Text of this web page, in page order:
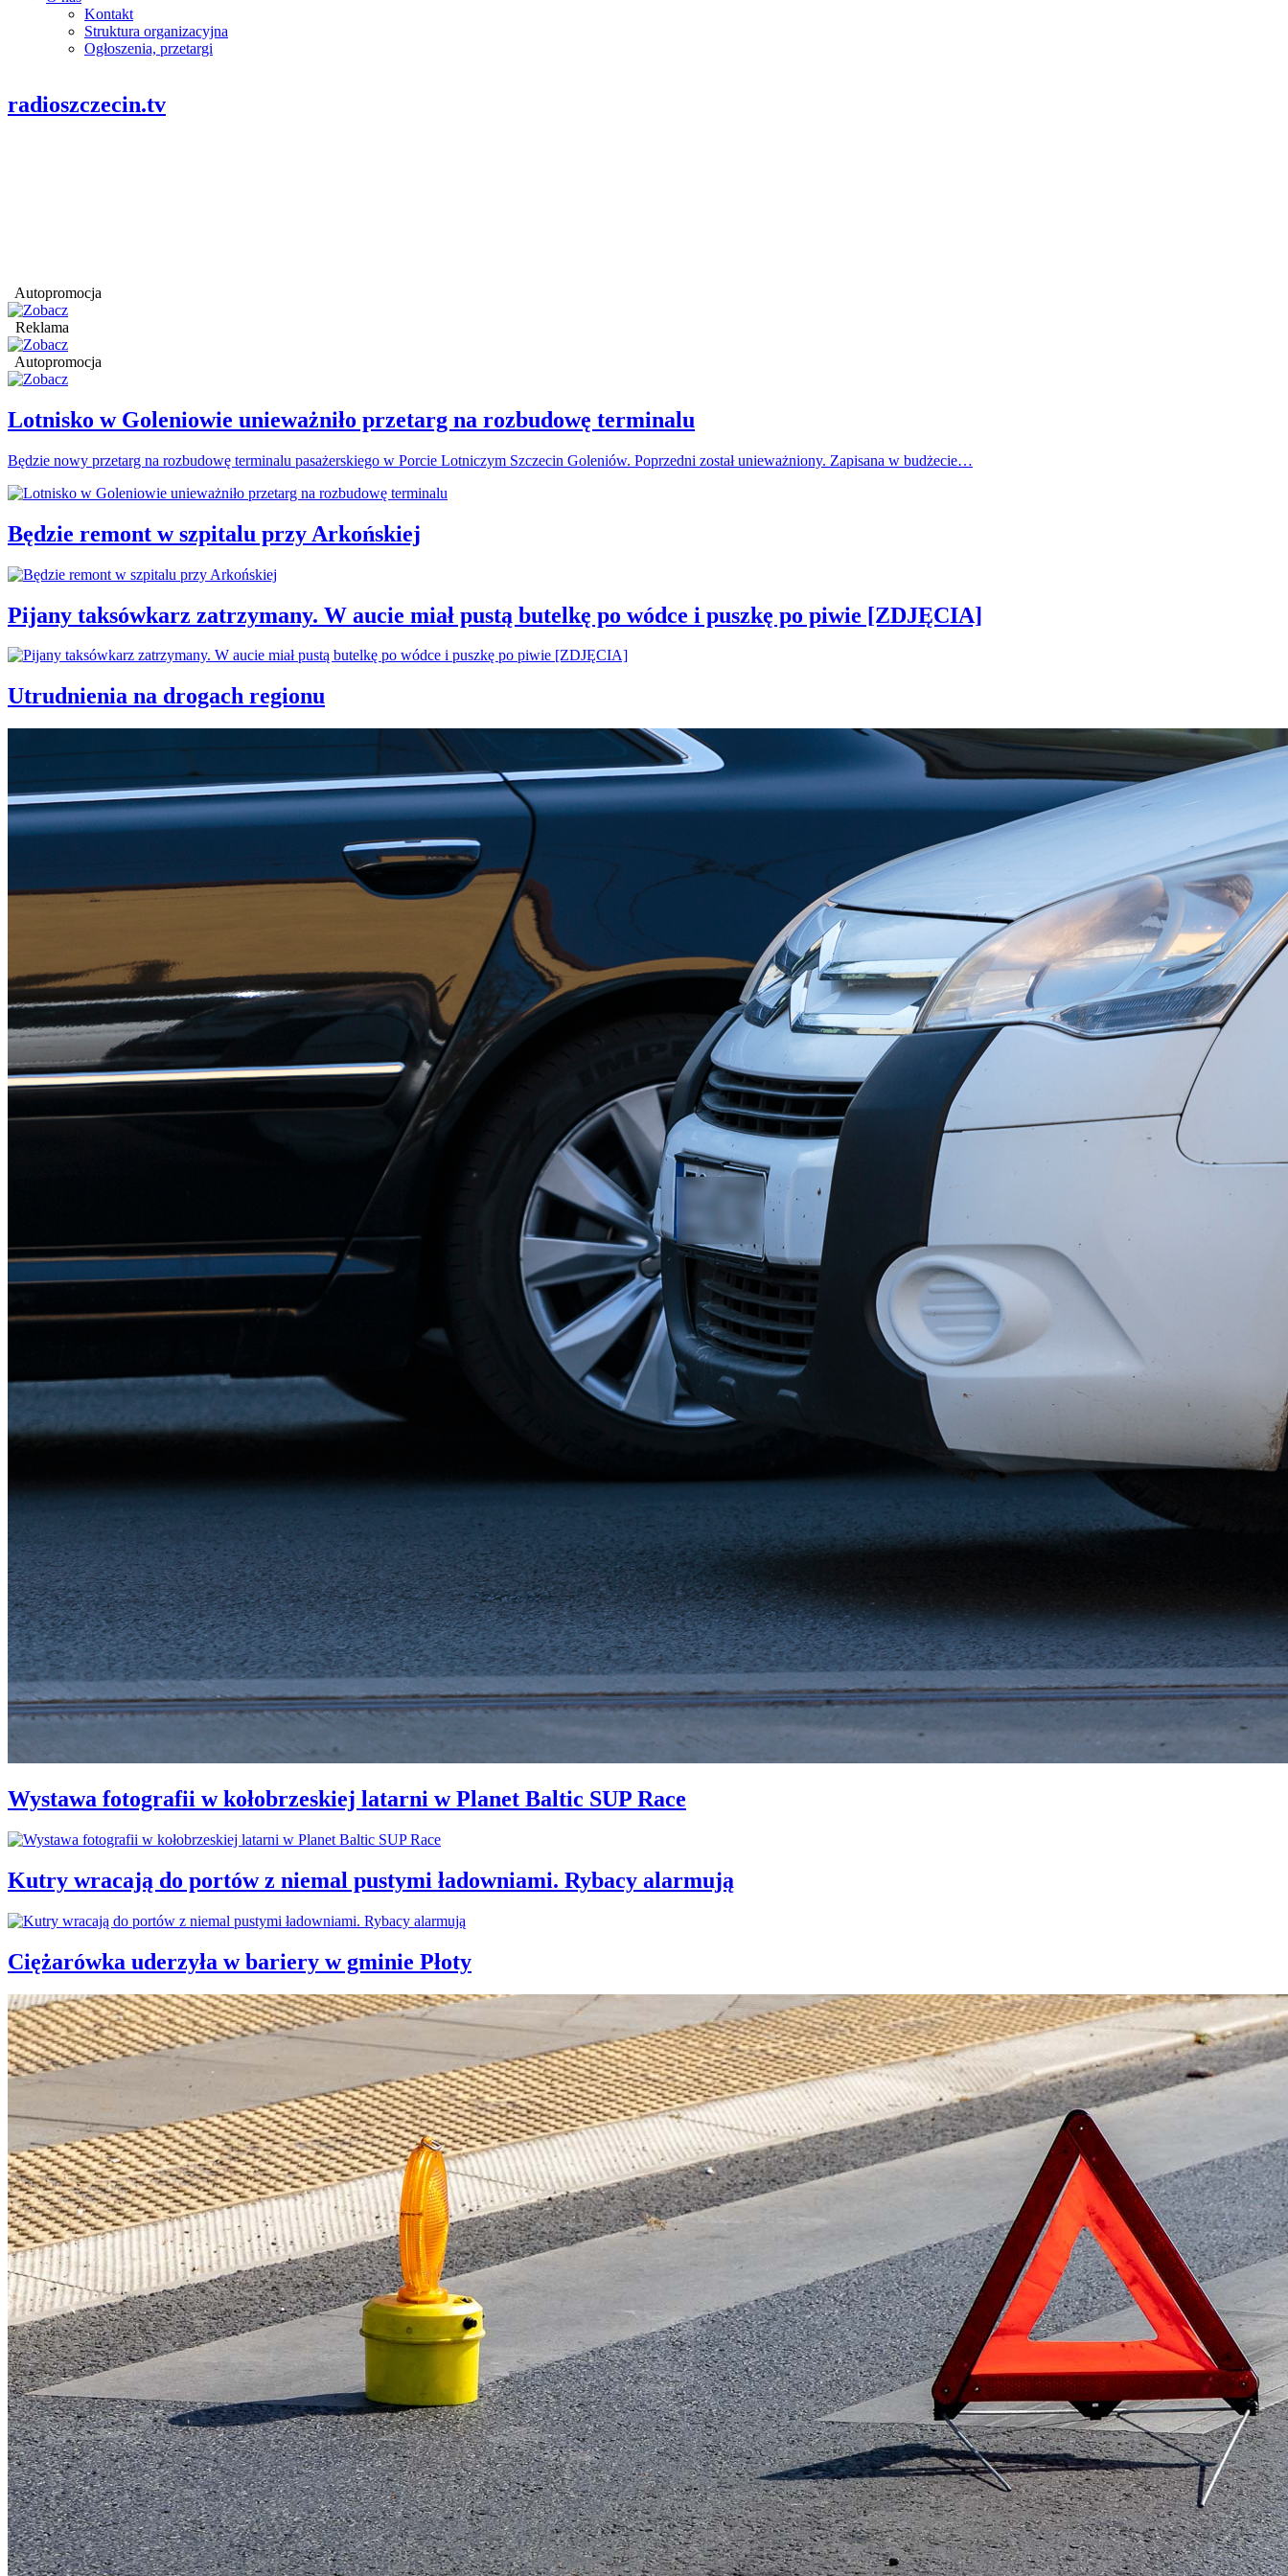
Kontakt
Struktura organizacyjna
Ogłoszenia, przetargi
radioszczecin.tv
Autopromocja
Reklama
Autopromocja
Lotnisko w Goleniowie unieważniło przetarg na rozbudowę terminalu
Będzie nowy przetarg na rozbudowę terminalu pasażerskiego w Porcie Lotniczym Szczecin Goleniów. Poprzedni został unieważniony. Zapisana w budżecie…
Będzie remont w szpitalu przy Arkońskiej
Pijany taksówkarz zatrzymany. W aucie miał pustą butelkę po wódce i puszkę po piwie [ZDJĘCIA]
Utrudnienia na drogach regionu
Wystawa fotografii w kołobrzeskiej latarni w Planet Baltic SUP Race
Kutry wracają do portów z niemal pustymi ładowniami. Rybacy alarmują
Ciężarówka uderzyła w bariery w gminie Płoty